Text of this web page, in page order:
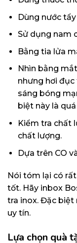
Dùng nước
Sử dụng nam
Bằng tia lửa
Nhìn bằng
nhưng hơi đục
sáng bóng
biệt này là
Kiểm tra chất
chất lượng.
Dựa trên CO
Nói tóm lại có
tốt. Hãy inbox
tra inox. Đặc biệt
uy tín.
Lựa chọn quà